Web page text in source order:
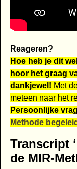
Reageren?
Hoe heb je dit
hoor het graag
dankjewel! Met
meteen naar het
Persoonlijke
Methode
Transcript
de MIR-